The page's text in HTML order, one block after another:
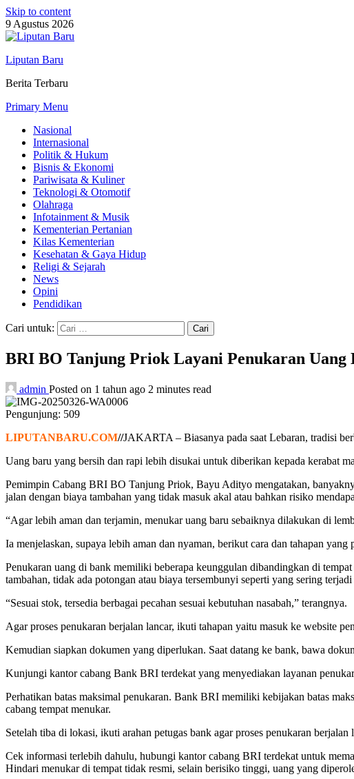
Skip to content
9 Agustus 2026
Liputan Baru
Berita Terbaru
Primary Menu
Nasional
Internasional
Politik & Hukum
Bisnis & Ekonomi
Pariwisata & Kuliner
Teknologi & Otomotif
Olahraga
Infotainment & Musik
Kementerian Pertanian
Kilas Kementerian
Kesehatan & Gaya Hidup
Religi & Sejarah
News
Opini
Pendidikan
Cari untuk:
BRI BO Tanjung Priok Layani Penukaran Uang
admin Posted on 1 tahun ago 2 minutes read
Pengunjung: 509
LIPUTANBARU.COM//JAKARTA – Biasanya pada saat Lebaran, tradisi
Uang baru yang bersih dan rapi lebih disukai untuk diberikan kepada kerabat
Pemimpin Cabang BRI BO Tanjung Priok, Bayu Adityo mengatakan,
jalan dengan biaya tambahan yang tidak masuk akal atau bahkan risiko
“Agar lebih aman dan terjamin, menukar uang baru sebaiknya dilakukan di
Ia menjelaskan, supaya lebih aman dan nyaman, berikut cara dan tahapan
Penukaran uang di bank memiliki beberapa keunggulan dibandingkan di
tambahan, tidak ada potongan atau biaya tersembunyi seperti yang sering
“Sesuai stok, tersedia berbagai pecahan sesuai kebutuhan nasabah,” terangnya.
Agar proses penukaran berjalan lancar, ikuti tahapan yaitu masuk ke website
Kemudian siapkan dokumen yang diperlukan. Saat datang ke bank, bawa
Kunjungi kantor cabang Bank BRI terdekat yang menyediakan layanan
Perhatikan batas maksimal penukaran. Bank BRI memiliki kebijakan batas
cabang tempat menukar.
Setelah tiba di lokasi, ikuti arahan petugas bank agar proses penukaran
Cek informasi terlebih dahulu, hubungi kantor cabang BRI terdekat untuk
Hindari menukar di tempat tidak resmi, selain berisiko tinggi, uang yang